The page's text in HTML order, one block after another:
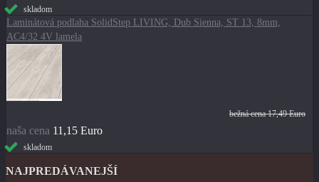
skladom
Laminátová podlaha SolidStep LIVING, Dub Sienna, ST 13, 8mm,
AC4/32 4V lamela
bežná cena17,49 Euro
naša cena 11,15 Euro
skladom
NAJPREDÁVANEJŠÍ